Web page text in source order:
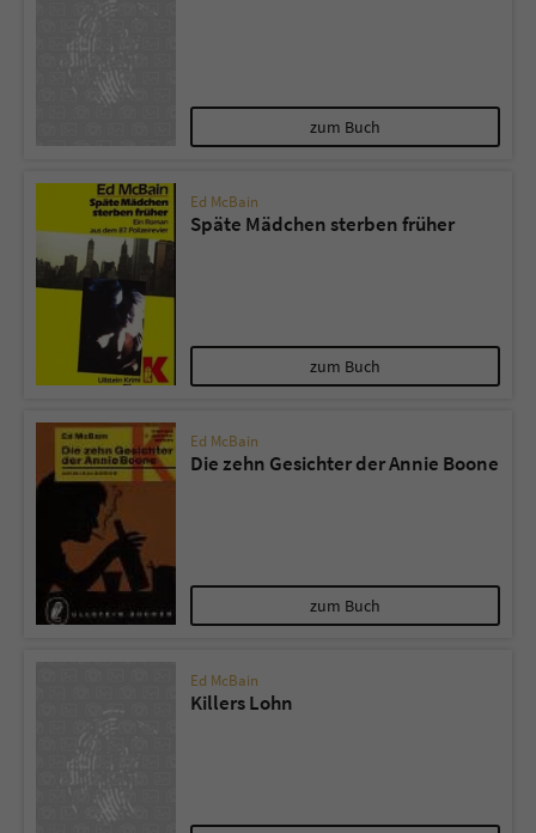
zum Buch
Ed McBain
Späte Mädchen sterben früher
zum Buch
Ed McBain
Die zehn Gesichter der Annie Boone
zum Buch
Ed McBain
Killers Lohn